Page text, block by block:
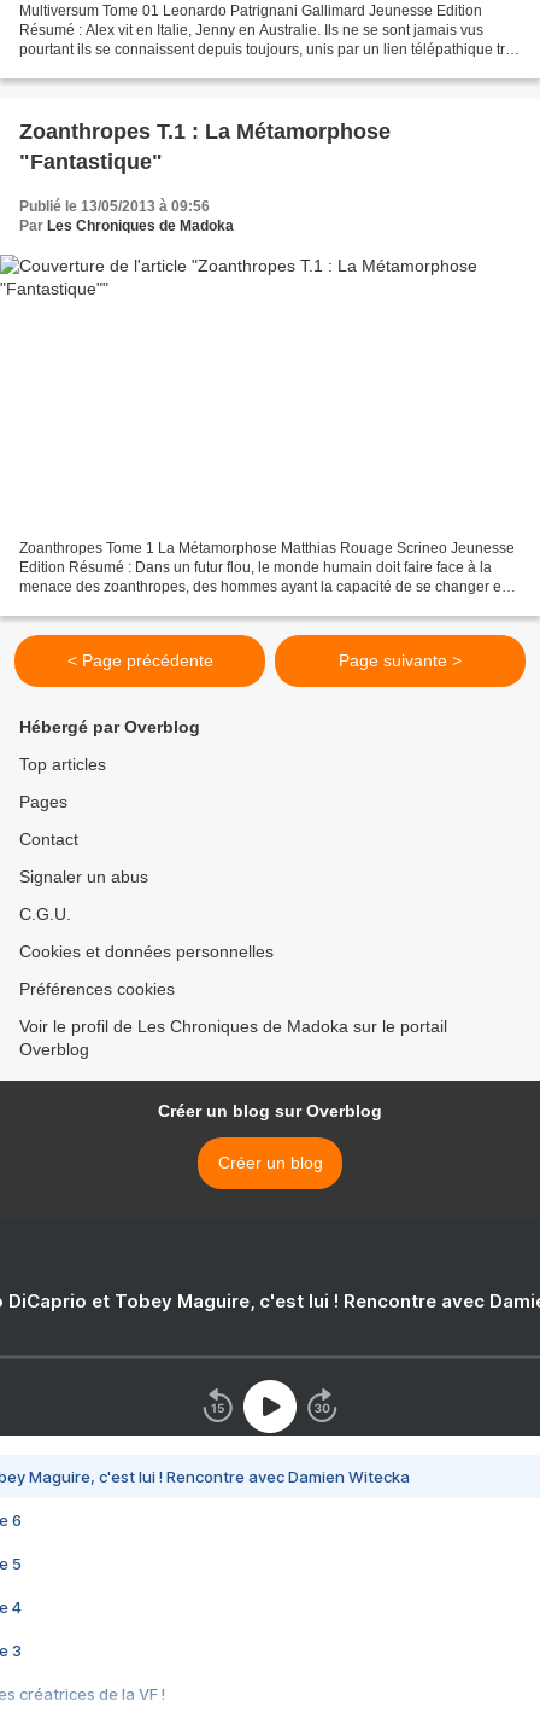
Multiversum Tome 01 Leonardo Patrignani Gallimard Jeunesse Edition
Résumé : Alex vit en Italie, Jenny en Australie. Ils ne se sont jamais vus
pourtant ils se connaissent depuis toujours, unis par un lien télépathique très
Zoanthropes T.1 : La Métamorphose
"Fantastique"
Publié le 13/05/2013 à 09:56
Par Les Chroniques de Madoka
Zoanthropes Tome 1 La Métamorphose Matthias Rouage Scrineo Jeunesse
Edition Résumé : Dans un futur flou, le monde humain doit faire face à la
menace des zoanthropes, des hommes ayant la capacité de se changer en
< Page précédente Page suivante >
Hébergé par Overblog
Top articles
Pages
Contact
Signaler un abus
C.G.U.
Cookies et données personnelles
Préférences cookies
Voir le profil de Les Chroniques de Madoka sur le portail
Overblog
Créer un blog sur Overblog
Créer un blog
DiCaprio et Tobey Maguire, c'est lui ! Rencontre avec
Maguire, c'est lui ! Rencontre avec Damien Witecka
6
5
4
3
créatrices de la VF !